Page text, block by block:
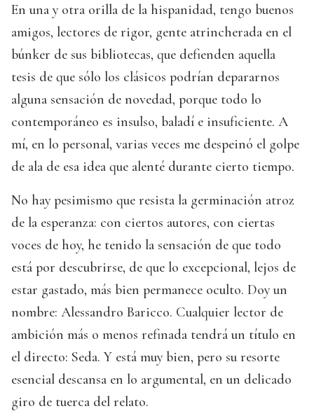
En una y otra orilla de la hispanidad, tengo buenos
amigos, lectores de rigor, gente atrincherada en el
búnker de sus bibliotecas, que defienden aquella
tesis de que sólo los clásicos podrían depararnos
alguna sensación de novedad, porque todo lo
contemporáneo es insulso, baladí e insuficiente. A
mí, en lo personal, varias veces me despeinó el golpe
de ala de esa idea que alenté durante cierto tiempo.
No hay pesimismo que resista la germinación atroz
de la esperanza: con ciertos autores, con ciertas
voces de hoy, he tenido la sensación de que todo
está por descubrirse, de que lo excepcional, lejos de
estar gastado, más bien permanece oculto. Doy un
nombre: Alessandro Baricco. Cualquier lector de
ambición más o menos refinada tendrá un título en
el directo: Seda. Y está muy bien, pero su resorte
esencial descansa en lo argumental, en un delicado
giro de tuerca del relato.